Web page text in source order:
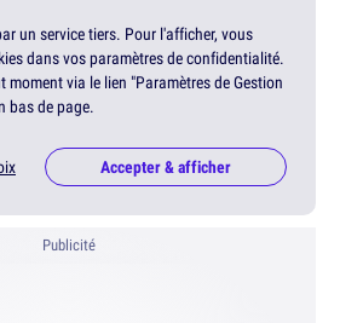
un service tiers. Pour l'afficher, vous
dans vos paramètres de confidentialité.
moment via le lien "Paramètres de Gestion
bas de page.
Accepter & afficher
Publicité